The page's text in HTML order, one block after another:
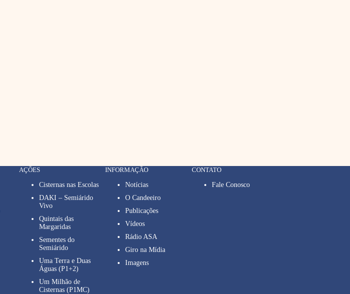
AÇÕES
Cisternas nas Escolas
DAKI – Semiárido
Vivo
Quintais das
Margaridas
Sementes do
Semiárido
Uma Terra e Duas
Águas (P1+2)
Um Milhão de
Cisternas (P1MC)
INFORMAÇÃO
Notícias
O Candeeiro
Publicações
Vídeos
Rádio ASA
Giro na Mídia
Imagens
CONTATO
Fale Conosco